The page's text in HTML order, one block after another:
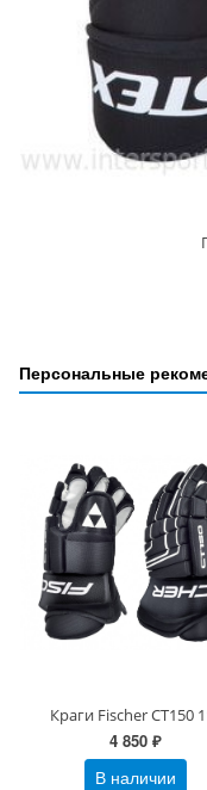
Персональные
Краги Fischer CT150
4 850 ₽
В наличии